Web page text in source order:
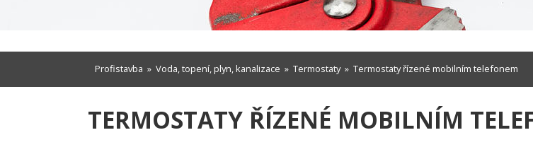
Profistavba » Voda, topení, plyn, kanalizace » Termostaty» Termostaty řízené mobilním telefonem
TERMOSTATY ŘÍZENÉ MOBILNÍM